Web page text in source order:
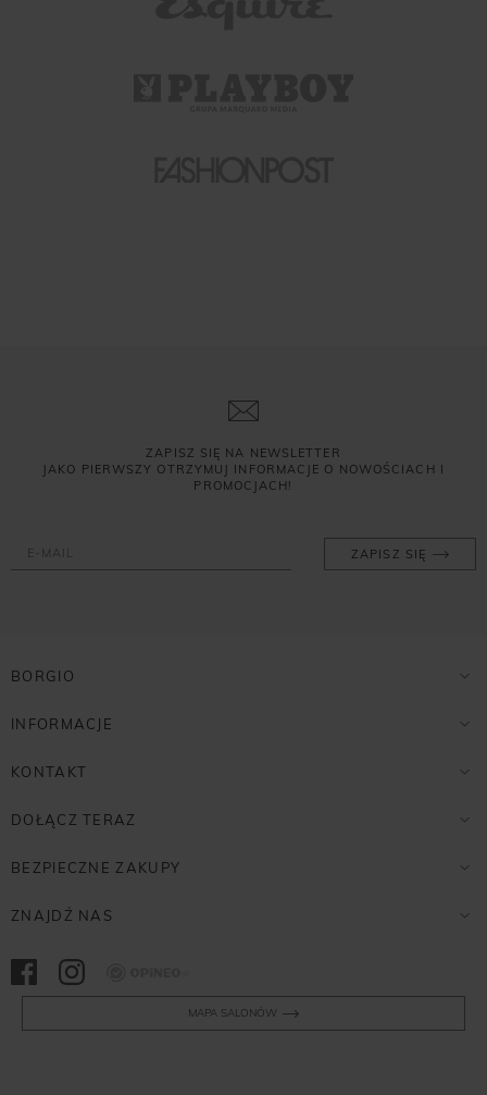
ZAPISZ SIĘ NA NEWSLETTER
JAKO PIERWSZY OTRZYMUJ INFORMACJE O NOWOŚCIACH I
PROMOCJACH!
ZAPISZ SIĘ
BORGIO
INFORMACJE
KONTAKT
DOŁĄCZ TERAZ
BEZPIECZNE ZAKUPY
ZNAJDŹ NAS
MAPA SALONÓW